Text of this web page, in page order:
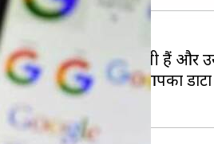
पर नजर रखती हैं और
आपको लगता है कि आपका